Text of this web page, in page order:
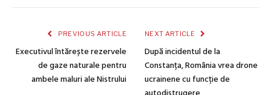
PREVIOUS ARTICLE
Executivul întărește rezervele
de gaze naturale pentru
ambele maluri ale Nistrului
NEXT ARTICLE
După incidentul de la
Constanța, România vrea drone
ucrainene cu funcție de